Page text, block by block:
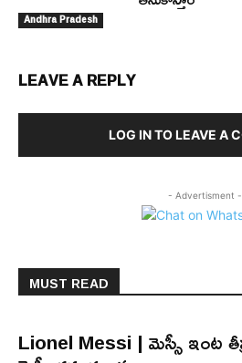
Andhra Pradesh
LEAVE A REPLY
LOG IN TO LEAVE A
- Advertisment -
MUST READ
Lionel Messi | మెస్సీ ఇంట